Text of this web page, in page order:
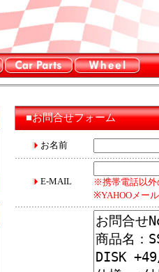
■お問合せフォーム
お名前
E-MAIL
※携帯電話以外
※YAHOOメー